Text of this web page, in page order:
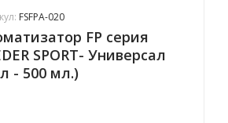
FSFPA-020
FP серия
SPORT- Универсал
- 500 мл.)